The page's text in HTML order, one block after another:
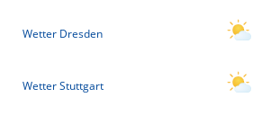
Wetter Dresden
Wetter Stuttgart